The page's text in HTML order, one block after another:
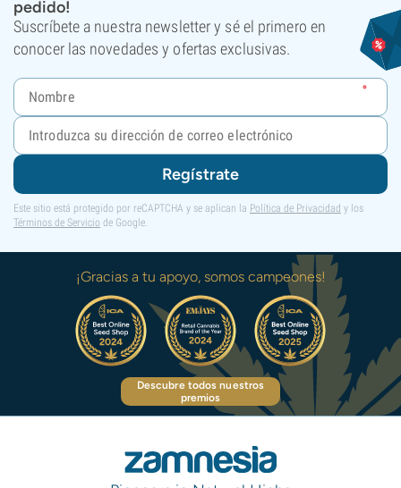
pedido!
Suscríbete a nuestra newsletter y sé el primero en
conocer las novedades y ofertas exclusivas.
Regístrate
Este sitio está protegido por reCAPTCHA y se aplican la Política de Privacidad y los
Términos de Servicio de Google.
¡Gracias a tu apoyo, somos campeones!
Descubre todos nuestros
premios